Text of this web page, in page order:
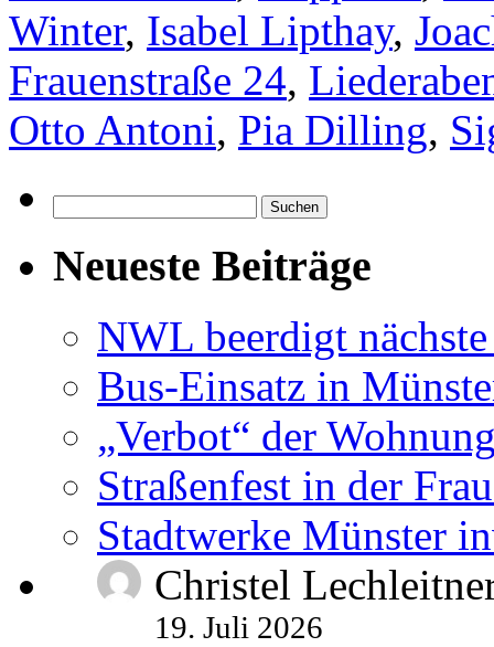
Winter, Isabel Lipthay,
Frauenstraße 24,
Otto Antoni, Pia Dilling,
nach:
Neueste Beiträge
NWL beerdigt
Bus-Einsatz in
„Verbot“ der
Straßenfest in der
Stadtwerke Münster
Christel
19. Juli 2026